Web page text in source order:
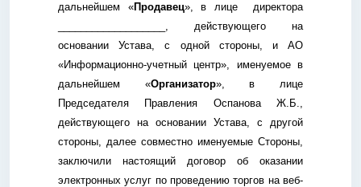
дальнейшем «Продавец», в лице директора
___________________, действующего на
основании Устава, с одной стороны, и АО
«Информационно-учетный центр», именуемое в
дальнейшем «Организатор», в лице
Председателя Правления Оспанова Ж.Б.,
действующего на основании Устава, с другой
стороны, далее совместно именуемые Стороны,
заключили настоящий договор об оказании
электронных услуг по проведению торгов на веб-